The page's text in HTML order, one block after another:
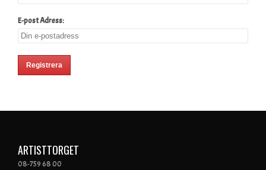
E-post Adress:
ARTISTTORGET
08-759 68 00